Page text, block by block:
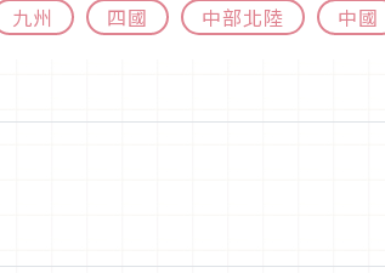
九州 四國 中部北陸 中國